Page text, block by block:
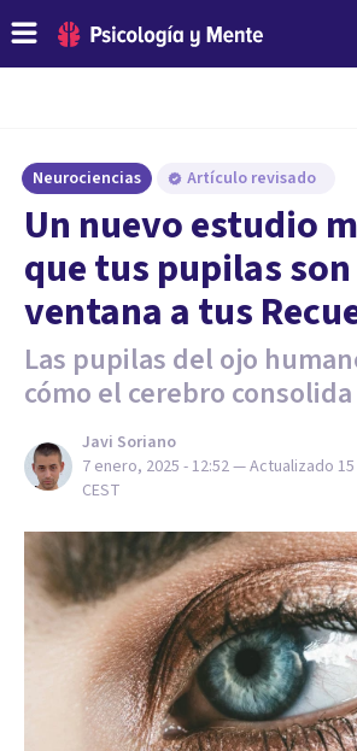
Neurociencias Artículo revisado
Un nuevo estudio
que tus pupilas
ventana a tus
Las pupilas del ojo
cómo el cerebro
Javi Soriano
7 enero, 2025 - 12:52— Actualizado
CEST